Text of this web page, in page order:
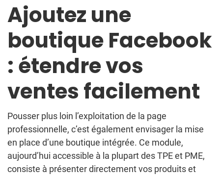
Ajoutez une
boutique Facebook
: étendre vos
ventes facilement
Pousser plus loin l’exploitation de la page
professionnelle, c’est également envisager la mise
en place d’une boutique intégrée. Ce module,
aujourd’hui accessible à la plupart des TPE et PME,
consiste à présenter directement vos produits et